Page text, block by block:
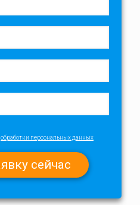
обработки персональных данных